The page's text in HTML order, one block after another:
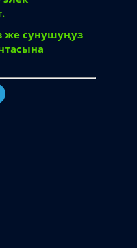
же сунушуңуз